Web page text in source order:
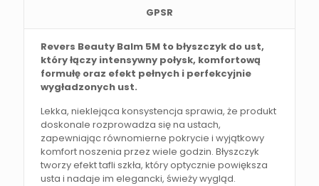
GPSR
Revers Beauty Balm 5M to błyszczyk do ust,
który łączy intensywny połysk, komfortową
formułę oraz efekt pełnych i perfekcyjnie
wygładzonych ust.
Lekka, nieklejąca konsystencja sprawia, że produkt
doskonale rozprowadza się na ustach,
zapewniając równomierne pokrycie i wyjątkowy
komfort noszenia przez wiele godzin. Błyszczyk
tworzy efekt tafli szkła, który optycznie powiększa
usta i nadaje im elegancki, świeży wygląd.